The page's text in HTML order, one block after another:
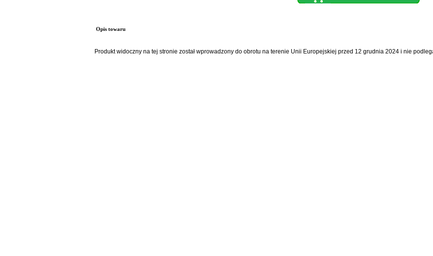
Opis towaru
Produkt widoczny na tej stronie został wprowadzony do obrotu na terenie Unii Europejskiej przed 12 grudnia 2024 i nie